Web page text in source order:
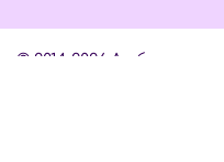
© 2014-2026 Любое